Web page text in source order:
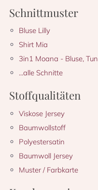
Schnittmuster
Bluse Lilly
Shirt Mia
3in1 Moana - Bluse,
...alle Schnitte
Stoffqualitäten
Viskose Jersey
Baumwollstoff
Polyestersatin
Baumwoll Jersey
Muster / Farbkarte